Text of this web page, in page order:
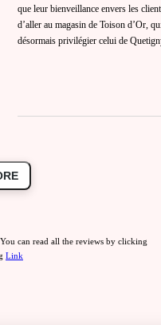
que leur bienveillance envers les
d’aller au magasin de Toison d’Or,
désormais privilégier celui de
can read all the reviews by clicking
Link